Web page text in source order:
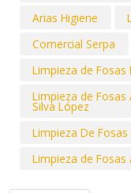
Arias Higiene
Comercial Serpa
Limpieza de Fosas
Limpieza de Fosas
Silva López
Limpieza De Fosas
Limpieza de Fosas